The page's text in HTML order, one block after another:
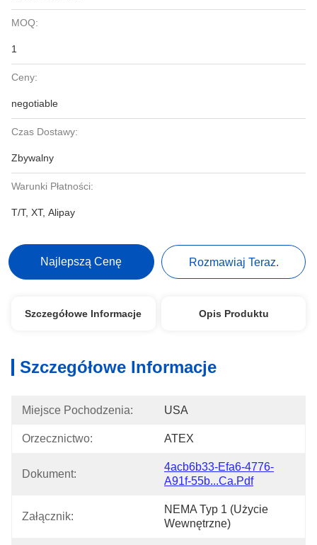
MOQ:
1
Ceny:
negotiable
Czas Dostawy:
Zbywalny
Warunki Płatności:
T/T, XT, Alipay
Najlepszą Cenę Rozmawiaj Teraz.
Szczegółowe Informacje Opis Produktu
Szczegółowe Informacje
Miejsce Pochodzenia: USA
Orzecznictwo: ATEX
Dokument:
4acb6b33-Efa6-4776-
A91f-55b...ca.pdf
Załącznik:
NEMA Typ 1 (użycie
Wewnętrzne)